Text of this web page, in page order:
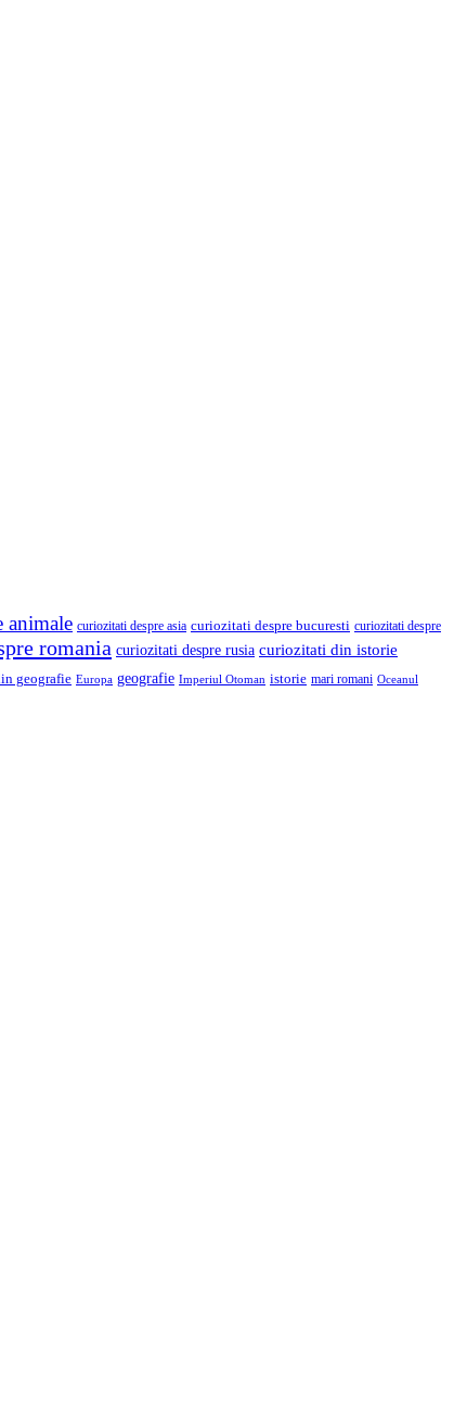
animale curiozitati despre asia curiozitati despre bucuresti curiozitati despre
romania curiozitati despre rusia curiozitati din istorie
geografie Europa geografie Imperiul Otoman istorie mari romani Oceanul